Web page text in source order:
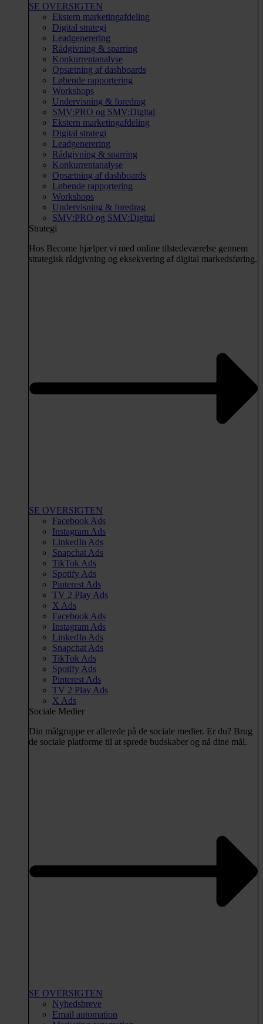
SE OVERSIGTEN
Ekstern marketingafdeling
Digital strategi
Leadgenerering
Rådgivning & sparring
Konkurrentanalyse
Opsætning af dashboards
Løbende rapportering
Workshops
Undervisning & foredrag
SMV:PRO og SMV:Digital
Ekstern marketingafdeling
Digital strategi
Leadgenerering
Rådgivning & sparring
Konkurrentanalyse
Opsætning af dashboards
Løbende rapportering
Workshops
Undervisning & foredrag
SMV:PRO og SMV:Digital
Strategi
Hos Become hjælper vi med online tilstedeværelse gennem
strategisk rådgivning og eksekvering af digital markedsføring.
SE OVERSIGTEN
Facebook Ads
Instagram Ads
LinkedIn Ads
Snapchat Ads
TikTok Ads
Spotify Ads
Pinterest Ads
TV 2 Play Ads
X Ads
Facebook Ads
Instagram Ads
LinkedIn Ads
Snapchat Ads
TikTok Ads
Spotify Ads
Pinterest Ads
TV 2 Play Ads
X Ads
Sociale Medier
Din målgruppe er allerede på de sociale medier. Er du? Brug
de sociale platforme til at sprede budskaber og nå dine mål.
SE OVERSIGTEN
Nyhedsbreve
Email automation